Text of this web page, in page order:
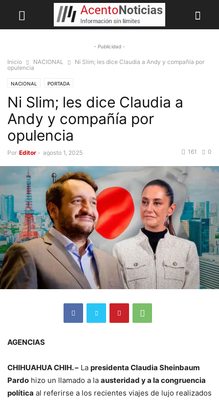
- Publicidad -
Inicio NACIONAL
Ni Slim; les dice Claudia a Andy y compañía por
opulencia
NACIONAL PORTADA
Ni Slim; les dice Claudia a
Andy y compañía por
opulencia
Por Editor - agosto 1, 2025 0
161
AGENCIAS
CHIHUAHUA CHIH. – La presidenta Claudia Sheinbaum
Pardo hizo un llamado a la austeridad y a la congruencia
política al referirse a los recientes viajes de lujo realizados